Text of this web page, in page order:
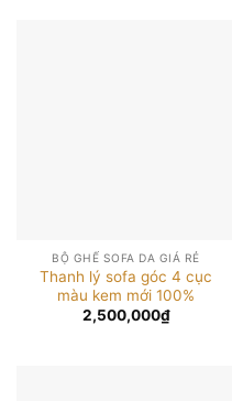
BỘ GHẾ SOFA DA GIÁ RẺ
Thanh lý sofa góc 4 cục
màu kem mới 100%
2,500,000₫